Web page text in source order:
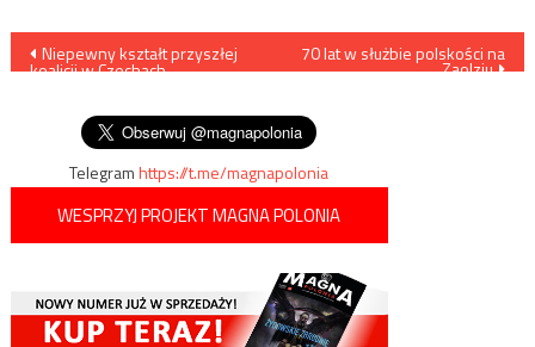
Nawigacja
Niepewny kształt przyszłej
koalicji w Czechach –
70 lat w służbie polskości na
Zaolziu
Telegramhttps://t.me/magnapolonia
WESPRZYJ PROJEKT MAGNA POLONIA